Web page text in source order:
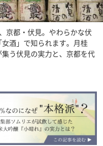
京都・伏見。やわらかな伏
酒」で知られます。月桂
う伏見の実力と、京都を代